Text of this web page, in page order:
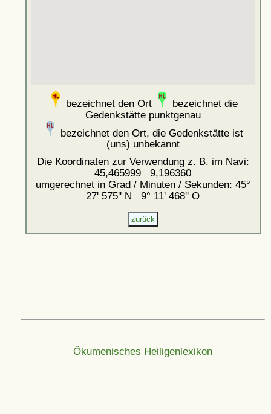
bezeichnet den Ort
bezeichnet die
Gedenkstätte punktgenau
bezeichnet den Ort, die Gedenkstätte ist
(uns) unbekannt
Die Koordinaten zur Verwendung z. B. im Navi:
45,465999 9,196360
umgerechnet in Grad / Minuten / Sekunden: 45°
27' 575'' N 9° 11' 468'' O
Ökumenisches Heiligenlexikon